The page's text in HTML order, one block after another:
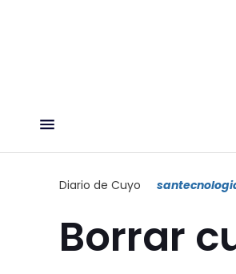
Diario de Cuyo
Borrar